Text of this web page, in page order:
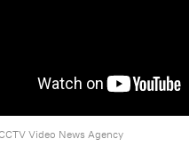
Video News Agency